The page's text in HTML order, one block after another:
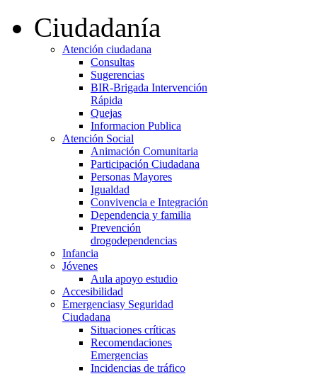
Ciudadanía
Atención ciudadana
Consultas
Sugerencias
BIR-Brigada Intervención
Rápida
Quejas
Informacion Publica
Atención Social
Animación Comunitaria
Participación Ciudadana
Personas Mayores
Igualdad
Convivencia e Integración
Dependencia y familia
Prevención
drogodependencias
Infancia
Jóvenes
Aula apoyo estudio
Accesibilidad
Emergenciasy Seguridad
Ciudadana
Situaciones críticas
Recomendaciones
Emergencias
Incidencias de tráfico